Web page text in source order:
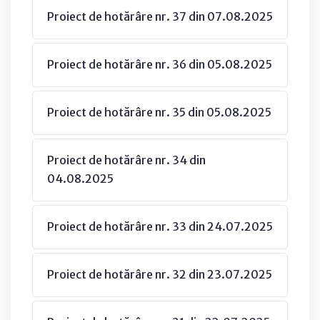
Proiect de hotărâre nr. 37 din 07.08.2025
Proiect de hotărâre nr. 36 din 05.08.2025
Proiect de hotărâre nr. 35 din 05.08.2025
Proiect de hotărâre nr. 34 din
04.08.2025
Proiect de hotărâre nr. 33 din 24.07.2025
Proiect de hotărâre nr. 32 din 23.07.2025